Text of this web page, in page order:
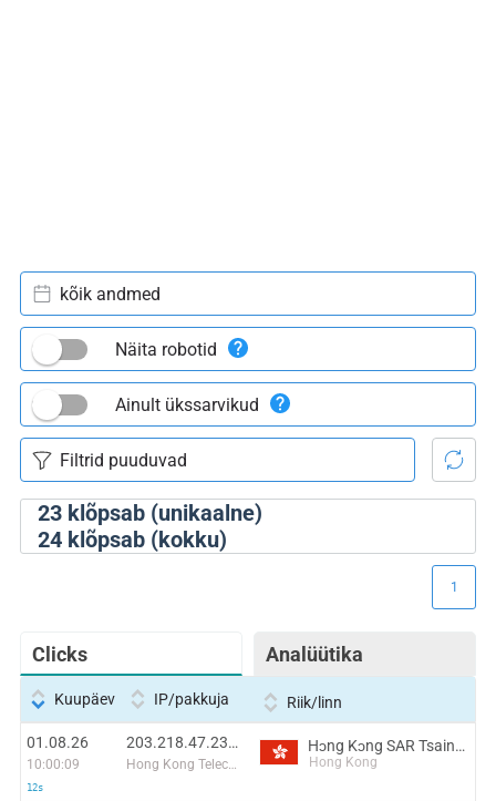
23klõpsab (unikaalne)
24klõpsab (kokku)
kõik andmed
Näita robotid
Ainult ükssarvikud
Clicks Analüütika
1
Kuupäev IP/pakkuja Riik/linn
01.08.26
10:00:09
12s
203.218.47.232:39412
Hong Kong Telecommunications (HKT) Limited Mass Internet
Hɔng Kɔng SAR Tsaina nutome
Hong Kong